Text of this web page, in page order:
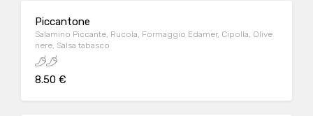
Piccantone
Salamino Piccante, Rucola, Formaggio Edamer, Cipolla, Olive
nere, Salsa tabasco
8.50 €